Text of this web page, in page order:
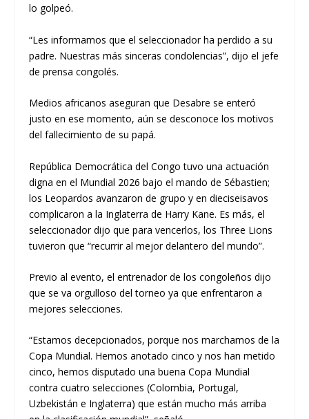
lo golpeó.
“Les informamos que el seleccionador ha perdido a su
padre. Nuestras más sinceras condolencias”, dijo el jefe
de prensa congolés.
Medios africanos aseguran que Desabre se enteró
justo en ese momento, aún se desconoce los motivos
del fallecimiento de su papá.
República Democrática del Congo tuvo una actuación
digna en el Mundial 2026 bajo el mando de Sébastien;
los Leopardos avanzaron de grupo y en dieciseisavos
complicaron a la Inglaterra de Harry Kane. Es más, el
seleccionador dijo que para vencerlos, los Three Lions
tuvieron que “recurrir al mejor delantero del mundo”.
Previo al evento, el entrenador de los congoleños dijo
que se va orgulloso del torneo ya que enfrentaron a
mejores selecciones.
“Estamos decepcionados, porque nos marchamos de la
Copa Mundial. Hemos anotado cinco y nos han metido
cinco, hemos disputado una buena Copa Mundial
contra cuatro selecciones (Colombia, Portugal,
Uzbekistán e Inglaterra) que están mucho más arriba